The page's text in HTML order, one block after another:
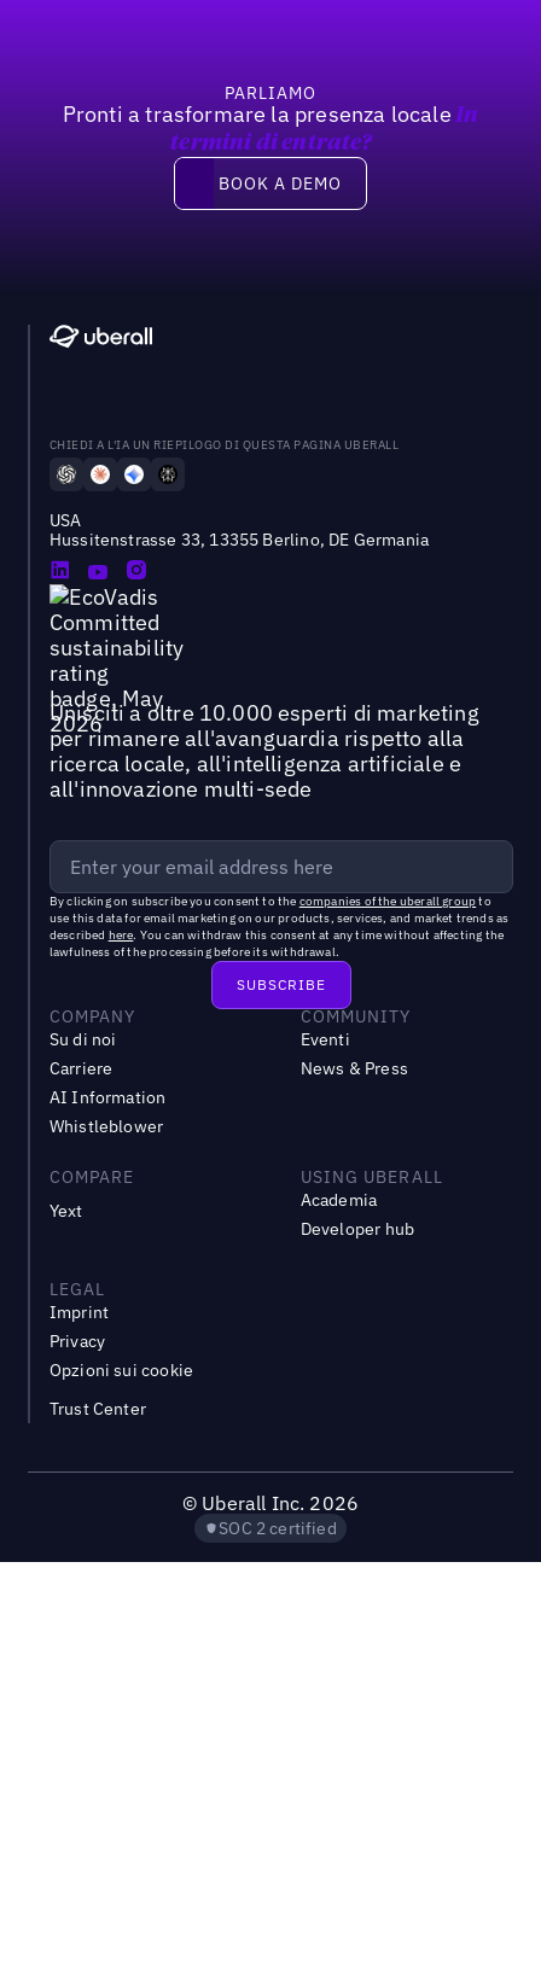
PARLIAMO
Pronti a trasformare la presenza locale In
termini di entrate?
Book a demo
BOOK A DEMO
CHIEDI A L'IA UN RIEPILOGO DI QUESTA PAGINA UBERALL
USA
Hussitenstrasse 33, 13355 Berlino, DE Germania
Unisciti a oltre 10.000 esperti di marketing
per rimanere all'avanguardia rispetto alla
ricerca locale, all'intelligenza artificiale e
all'innovazione multi-sede
By clicking on subscribe you consent to the companies of the uberall groupto
use this data for email marketing on our products, services, and market trends as
described here. You can withdraw this consent at any time without affecting the
lawfulness of the processing before its withdrawal.
COMPANY
Su di noi
Carriere
AI Information
Whistleblower
COMMUNITY
Eventi
News & Press
COMPARE
Yext
USING UBERALL
Academia
Developer hub
LEGAL
Imprint
Privacy
Opzioni sui cookie
Trust Center
© Uberall Inc. 2026
SOC 2 certified